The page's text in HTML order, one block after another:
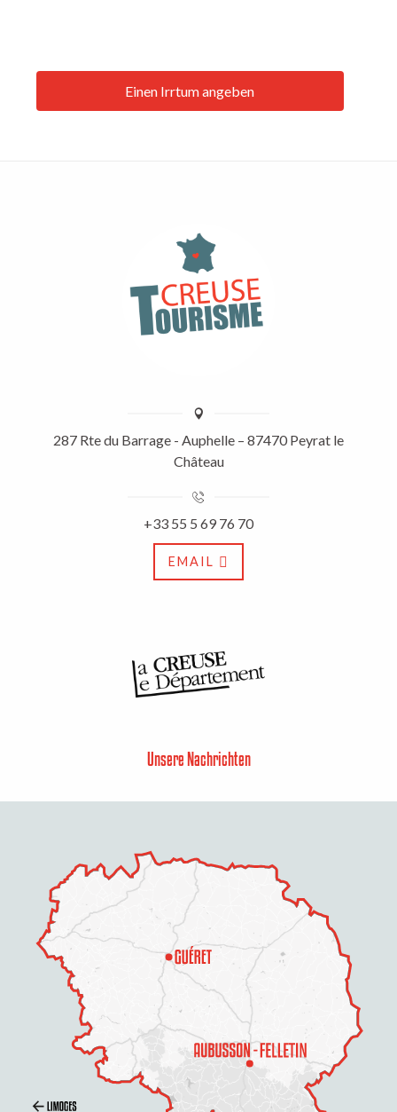
Beschreibung
Service
Einen Irrtum angeben
287 Rte du Barrage - Auphelle – 87470 Peyrat le
Château
+33 55 5 69 76 70
EMAIL
Unsere Nachrichten